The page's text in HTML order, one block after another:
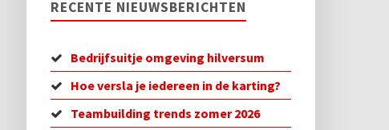
RECENTE NIEUWSBERICHTEN
Bedrijfsuitje omgeving hilversum
Hoe versla je iedereen in de karting?
Teambuilding trends zomer 2026